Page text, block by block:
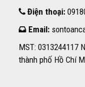
Điện thoại:
Email:
MST: 0313244117
thành phố Hồ Chí